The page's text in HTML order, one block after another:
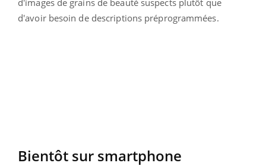
d'avoir besoin de descriptions préprogrammées.
Bientôt sur smartphone